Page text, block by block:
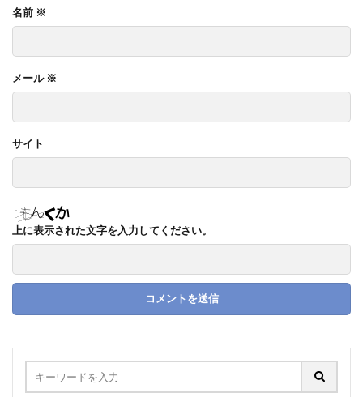
名前 ※
メール ※
サイト
上に表示された文字を入力してください。